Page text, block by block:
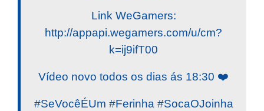
Link WeGamers:
http://appapi.wegamers.com/u/cm?
k=ij9ifT00
Vídeo novo todos os dias ás 18:30 ❤️
#SeVocêÉUm #Ferinha #SocaOJoinha